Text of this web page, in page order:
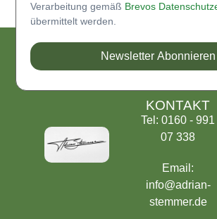
Verarbeitung gemäß Brevos
übermittelt werden.
Newsletter Abonnieren
KONTAKT
Tel: 0160 - 991
07 338
Email:
info@adrian-
stemmer.de